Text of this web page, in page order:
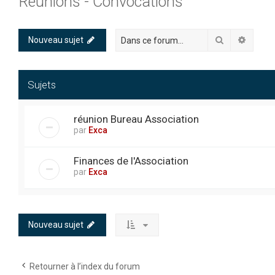
Nouveau sujet Rechercher
Sujets
réunion Bureau Association
par Exca
Finances de l'Association
par Exca
Nouveau sujet
Retourner à l’index du forum